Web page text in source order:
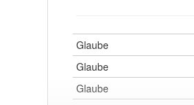
Glaube
Glaube
Glaube